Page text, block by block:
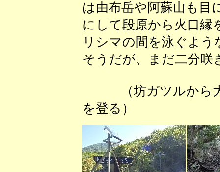
は由布岳や阿蘇山も目
にして段原から火口縁
リシマの間を泳ぐよ
そうだが、まだ二分咲
（坊ガツルから
を登る） （